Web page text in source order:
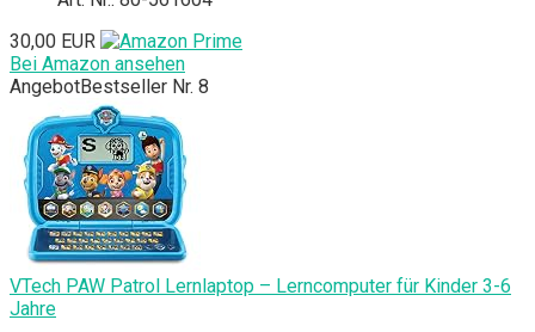
30,00 EUR
Bei Amazon ansehen
AngebotBestseller Nr. 8
VTech PAW Patrol Lernlaptop – Lerncomputer für Kinder 3-6
Jahre